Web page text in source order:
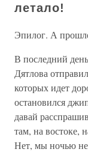
летало!
Эпилог. А
В последний
Дятлова
которых идет
остановился
давай
там, на востоке,
Нет, мы ночью не